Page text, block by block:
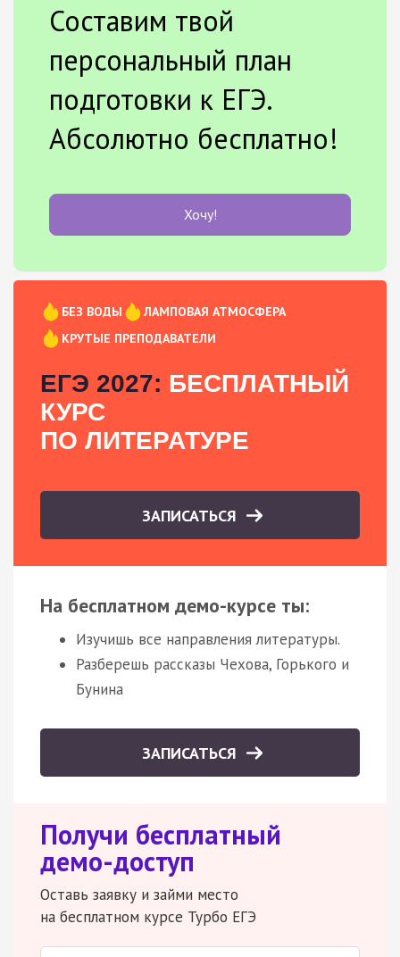
Составим твой
персональный план
подготовки к ЕГЭ.
Абсолютно бесплатно!
Хочу!
БЕЗ ВОДЫ
ЛАМПОВАЯ АТМОСФЕРА
КРУТЫЕ ПРЕПОДАВАТЕЛИ
ЕГЭ 2027: БЕСПЛАТНЫЙ
КУРС
ПО ЛИТЕРАТУРЕ
ЗАПИСАТЬСЯ
На бесплатном демо-курсе ты:
Изучишь все направления литературы.
Разберешь рассказы Чехова, Горького и
Бунина
ЗАПИСАТЬСЯ
Получи бесплатный
демо-доступ
Оставь заявку и займи место
на бесплатном курсе Турбо ЕГЭ